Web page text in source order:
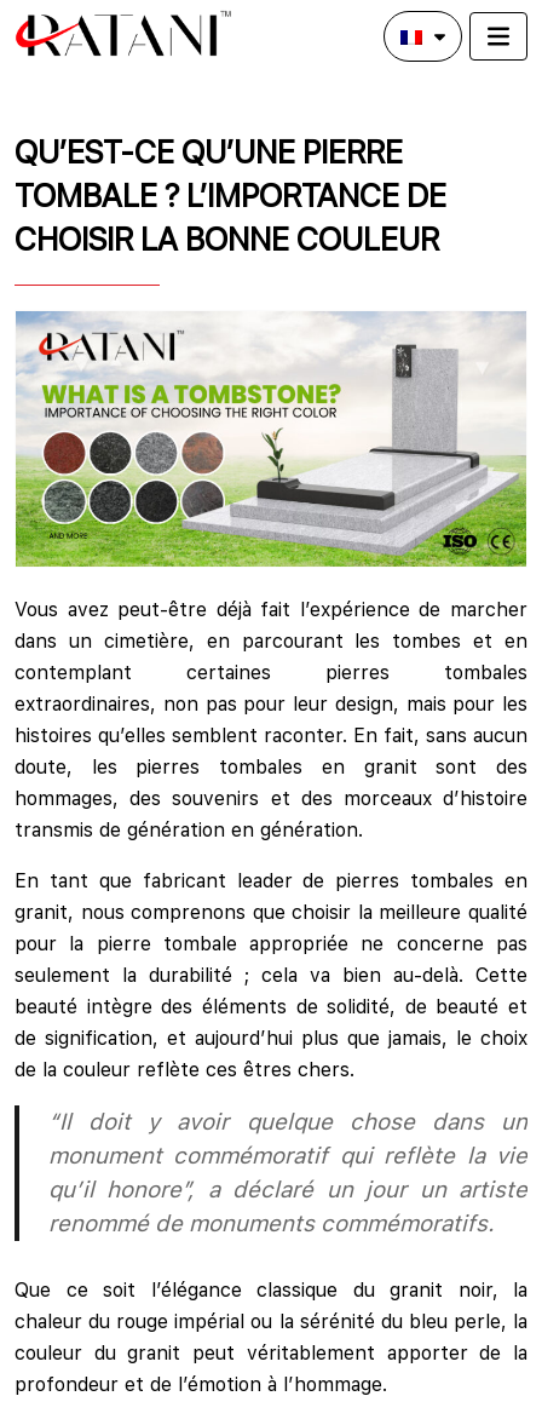
QU’EST-CE QU’UNE PIERRE
TOMBALE ? L’IMPORTANCE DE
CHOISIR LA BONNE COULEUR
Vous avez peut-être déjà fait l’expérience de marcher
dans un cimetière, en parcourant les tombes et en
contemplant certaines pierres tombales
extraordinaires, non pas pour leur design, mais pour les
histoires qu’elles semblent raconter. En fait, sans aucun
doute, les pierres tombales en granit sont des
hommages, des souvenirs et des morceaux d’histoire
transmis de génération en génération.
En tant que fabricant leader de pierres tombales en
granit, nous comprenons que choisir la meilleure qualité
pour la pierre tombale appropriée ne concerne pas
seulement la durabilité ; cela va bien au-delà. Cette
beauté intègre des éléments de solidité, de beauté et
de signification, et aujourd’hui plus que jamais, le choix
de la couleur reflète ces êtres chers.
“Il doit y avoir quelque chose dans un
monument commémoratif qui reflète la vie
qu’il honore”, a déclaré un jour un artiste
renommé de monuments commémoratifs.
Que ce soit l’élégance classique du granit noir, la
chaleur du rouge impérial ou la sérénité du bleu perle, la
couleur du granit peut véritablement apporter de la
profondeur et de l’émotion à l’hommage.